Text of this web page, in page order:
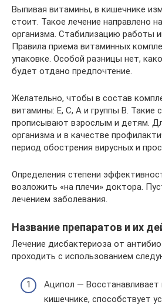
Выпивая витамины, в кишечнике
стоит. Такое лечение направлено
организма. Стабилизацию работы
Правила приема витаминных
упаковке. Особой разницы нет,
будет отдано предпочтение.
Желательно, чтобы в состав
витамины: E, C, A и группы B. Такие
прописывают взрослым и детям.
организма и в качестве
период обострения вирусных и
Определения степени
возложить «на плечи» доктора.
лечением заболевания.
Название препаратов и их
Лечение дисбактериоза от
проходить с использованием
Аципол — Восстанавливает
кишечнике, способствует